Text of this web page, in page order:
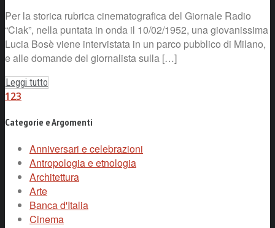
Per la storica rubrica cinematografica del Giornale Radio
“Ciak”, nella puntata in onda il 10/02/1952, una giovanissima
Lucia Bosè viene intervistata in un parco pubblico di Milano,
e alle domande del giornalista sulla […]
Leggi tutto
123
Categorie e Argomenti
Anniversari e celebrazioni
Antropologia e etnologia
Architettura
Arte
Banca d'Italia
Cinema